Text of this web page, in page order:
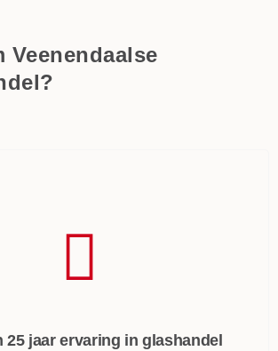
Veenendaalse
25 jaar ervaring in glashandel